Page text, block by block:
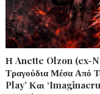
Η Anette Olzon (ex-
Τραγούδια Μέσα Από
Play’ Και